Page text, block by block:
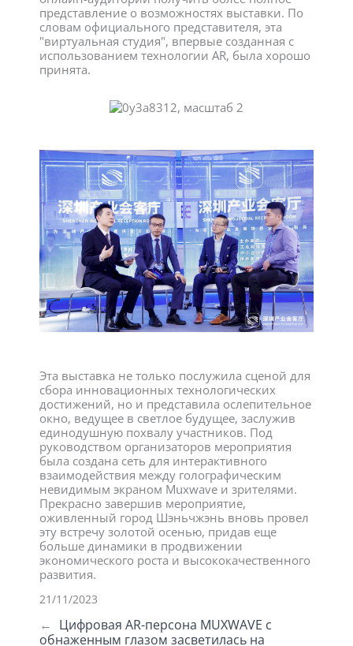
представление о возможностях выставки. По
словам официального представителя, эта
"виртуальная студия", впервые созданная с
использованием технологии AR, была хорошо
принята.
Эта выставка не только послужила сценой для
сбора инновационных технологических
достижений, но и представила ослепительное
окно, ведущее в светлое будущее, заслужив
единодушную похвалу участников. Под
руководством организаторов мероприятия
была создана сеть для интерактивного
взаимодействия между голографическим
невидимым экраном Muxwave и зрителями.
Прекрасно завершив мероприятие,
оживленный город Шэньчжэнь вновь провел
эту встречу золотой осенью, придав еще
больше динамики в продвижении
экономического роста и высококачественного
развития.
21/11/2023
← Цифровая AR-персона MUXWAVE с
обнаженным глазом засветилась на